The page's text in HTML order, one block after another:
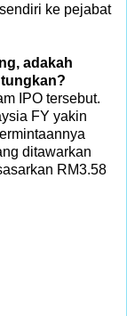
ke pejabat
adakah
IPO tersebut.
FY yakin
ditawarkan
RM3.58